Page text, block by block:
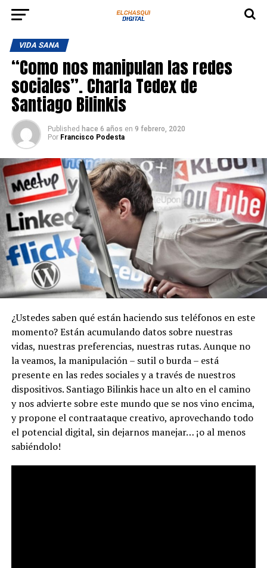
VIDA SANA
“Como nos manipulan las redes
sociales”. Charla Tedex de
Santiago Bilinkis
Published hace 6 años en 9 febrero, 2020
Por Francisco Podesta
¿Ustedes saben qué están haciendo sus teléfonos en este
momento? Están acumulando datos sobre nuestras
vidas, nuestras preferencias, nuestras rutas. Aunque no
la veamos, la manipulación – sutil o burda – está
presente en las redes sociales y a través de nuestros
dispositivos. Santiago Bilinkis hace un alto en el camino
y nos advierte sobre este mundo que se nos vino encima,
y propone el contraataque creativo, aprovechando todo
el potencial digital, sin dejarnos manejar… ¡o al menos
sabiéndolo!